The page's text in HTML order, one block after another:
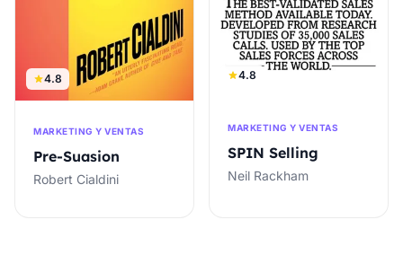
4.8
MARKETING Y VENTAS
Pre-Suasion
Robert Cialdini
4.8
MARKETING Y VENTAS
SPIN Selling
Neil Rackham